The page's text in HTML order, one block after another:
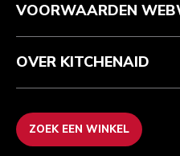
VOORWAARDEN
OVER KITCHENAID
ZOEK EEN WINKEL